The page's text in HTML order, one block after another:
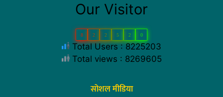
Our Visitor
8 2 2 5 2 0
Total Users : 8225203
Total views : 8269605
सोशल मीडिया